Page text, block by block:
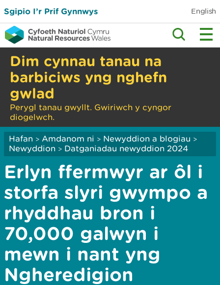
Sgipio I’r Prif Gynnwys English
Dim cynnau tanau na
barbiciws yng nghefn
gwlad
Perygl tanau gwyllt. Gwiriwch y cyngor
diogelwch.
Hafan > Amdanom ni > Newyddion a blogiau >
Newyddion > Datganiadau newyddion 2024
Erlyn ffermwyr ar ôl i
storfa slyri gwympo a
rhyddhau bron i
70,000 galwyn i
mewn i nant yng
Ngheredigion